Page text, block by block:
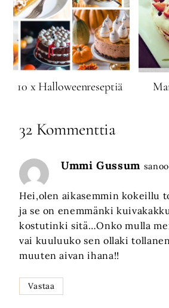
10 x Halloweenreseptiä
32 Kommenttia
Ummi Gussum
Hei,olen aikasemmin kokeillu
ja se on enemmänki
kostutinki sitä…Onko mulla
vai kuuluuko sen ollaki
muuten aivan ihana!!
Vastaa